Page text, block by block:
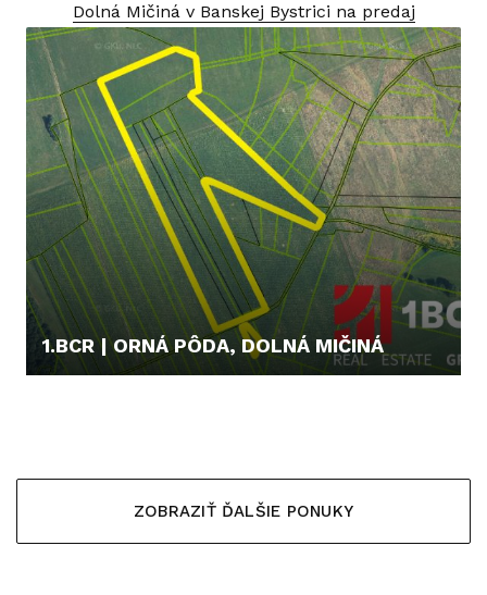
Dolná Mičiná v Banskej Bystrici na predaj
1.BCR | ORNÁ PÔDA, DOLNÁ MIČINÁ
ZOBRAZIŤ ĎALŠIE PONUKY